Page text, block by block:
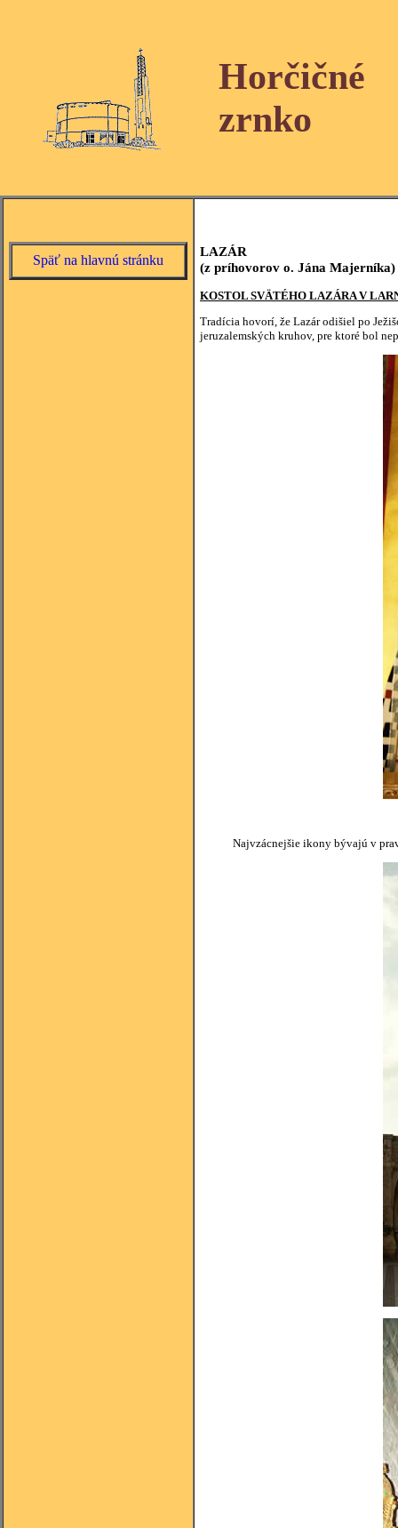
Horčičné
zrnko
Späť na hlavnú stránku
LAZÁR
(z príhovorov o. Jána Majerníka)
KOSTOL SVÄTÉHO LAZÁRA V
Tradícia hovorí, že Lazár odišiel po
jeruzalemských kruhov, pre ktoré bol
Najvzácnejšie ikony bývajú v